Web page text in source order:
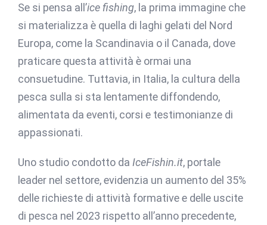
Se si pensa all’ice fishing, la prima immagine che
si materializza è quella di laghi gelati del Nord
Europa, come la Scandinavia o il Canada, dove
praticare questa attività è ormai una
consuetudine. Tuttavia, in Italia, la cultura della
pesca sulla si sta lentamente diffondendo,
alimentata da eventi, corsi e testimonianze di
appassionati.
Uno studio condotto da IceFishin.it, portale
leader nel settore, evidenzia un aumento del 35%
delle richieste di attività formative e delle uscite
di pesca nel 2023 rispetto all’anno precedente,